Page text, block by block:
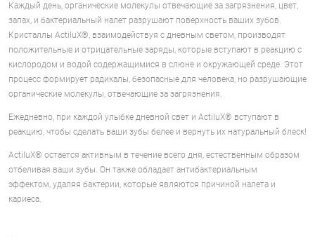
Каждый день, органические молекулы отвечающие за загрязнения, цвет,
запах, и бактериальный налет разрушают поверхность ваших зубов.
Кристаллы ActiluX®, взаимодействуя с дневным светом, производят
положительные и отрицательные заряды, которые вступают в реакцию с
кислородом и водой содержащимися в слюне и окружающей среде. Этот
процесс формирует радикалы, безопасные для человека, но разрушающие
органические молекулы, отвечающие за загрязнения.
Ежедневно, при каждой улыбке дневной свет и ActiluX® вступают в
реакцию, чтобы сделать ваши зубы белее и вернуть их натуральный блеск!
ActiluX® остается активным в течение всего дня, естественным образом
отбеливая ваши зубы. Он также обладает антибактериальным
эффектом, удаляя бактерии, которые являются причиной налета и
кариеса.